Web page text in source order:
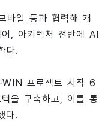
일 등과 협력해 개
, 아키텍처 전반에 AI
다.
WIN 프로젝트 시작 6
을 구축하고, 이를 통
다.